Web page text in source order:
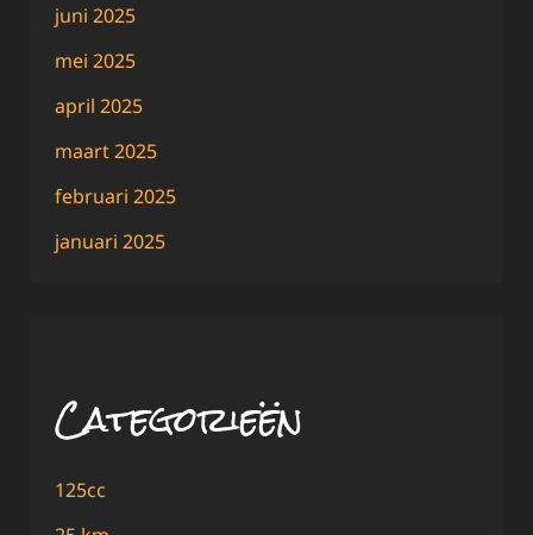
juni 2025
mei 2025
april 2025
maart 2025
februari 2025
januari 2025
Categorieën
125cc